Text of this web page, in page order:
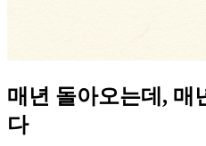
매년 돌아오는데, 매
다